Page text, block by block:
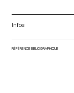
Infos
RÉFÉRENCE BIBLIOGRAPHIQUE